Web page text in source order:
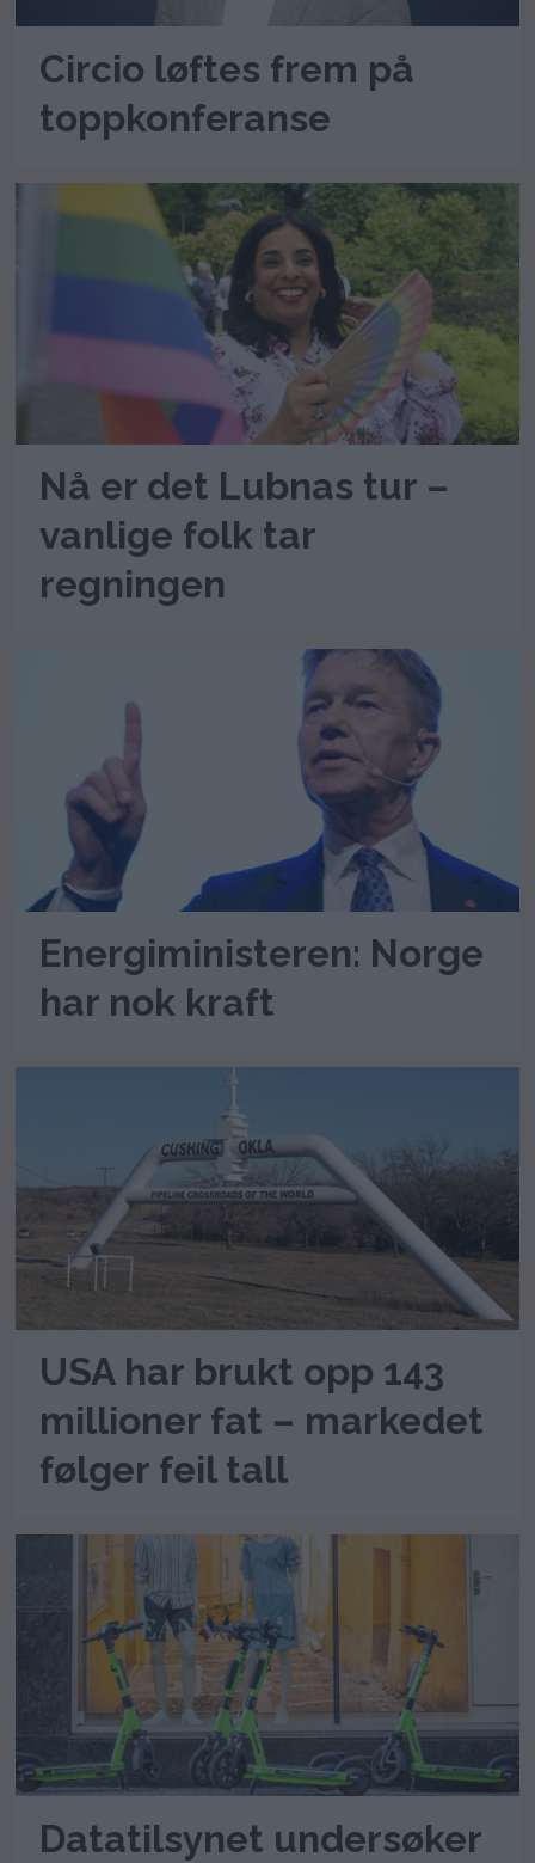
Circio løftes frem på
toppkonferanse
Nå er det Lubnas tur –
vanlige folk tar
regningen
Energiministeren: Norge
har nok kraft
USA har brukt opp 143
millioner fat – markedet
følger feil tall
Datatilsynet undersøker